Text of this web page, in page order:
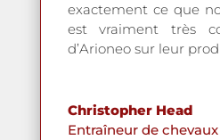
exactement ce que
est vraiment très
d’Arioneo sur leur
Christopher Head
Entraîneur de